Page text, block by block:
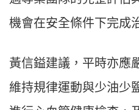
機會在安全條件下完成
黃信鎰建議，平時亦應
維持規律運動與少油少